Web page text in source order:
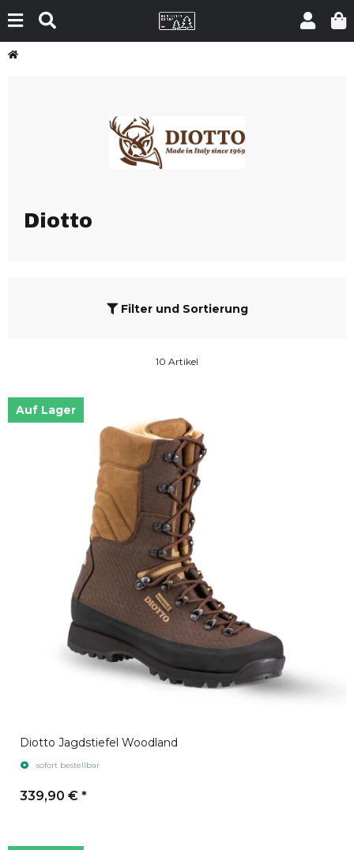
Diotto
Filter und Sortierung
10 Artikel
Auf Lager
Diotto Jagdstiefel Woodland
sofort bestellbar
339,90 € *